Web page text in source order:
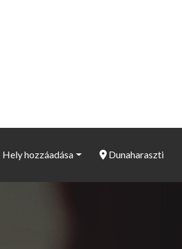
Hely hozzáadása Dunaharaszti